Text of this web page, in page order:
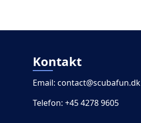
Kontakt
Email: contact@scubafun.dk
Telefon: +45 4278 9605